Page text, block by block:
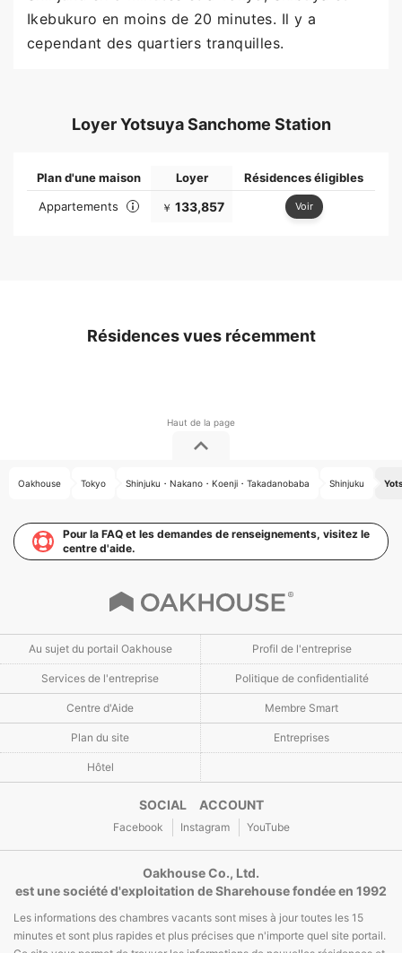
Ikebukuro en moins de 20 minutes. Il y a
cependant des quartiers tranquilles.
Loyer Yotsuya Sanchome Station
Plan d'une maison Loyer
Résidences éligibles
Appartements
￥ 133,857 Voir
Résidences vues récemment
Oakhouse Tokyo Shinjuku・Nakano・Koenji・Takadanobaba Shinjuku
Pour la FAQ et les demandes de renseignements, visitez le
centre d'aide.
Au sujet du portail Oakhouse Profil de l'entreprise
Services de l'entreprise Politique de confidentialité
Centre d'Aide Membre Smart
Plan du site Entreprises
Hôtel
SOCIAL ACCOUNT
Facebook Instagram YouTube
Oakhouse Co., Ltd.
est une société d'exploitation de Sharehouse fondée en 1992
Les informations des chambres vacants sont mises à jour toutes les 15
minutes et sont plus rapides et plus précises que n'importe quel site portail.